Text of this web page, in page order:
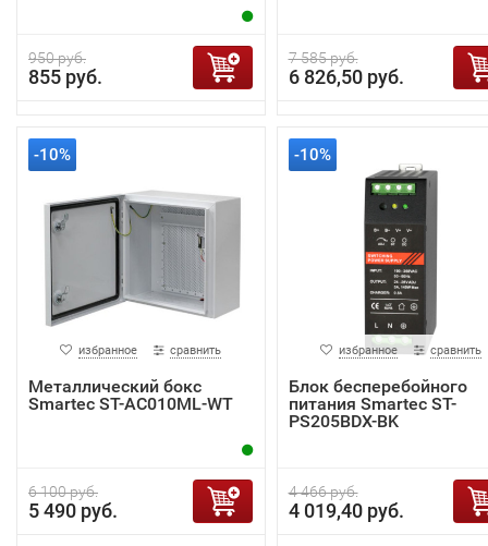
950 руб.
855 руб.
7 585 руб.
6 826,50 руб.
-10%
избранное сравнить
Металлический бокс
Smartec ST-AC010ML-WT
6 100 руб.
5 490 руб.
-10%
избранное сравнить
Блок бесперебойного
питания Smartec ST-
PS205BDX-BK
4 466 руб.
4 019,40 руб.